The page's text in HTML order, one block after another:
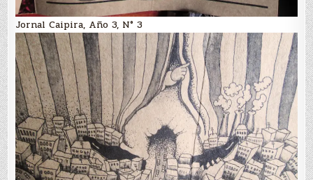
Jornal Caipira, Año 3, N° 3